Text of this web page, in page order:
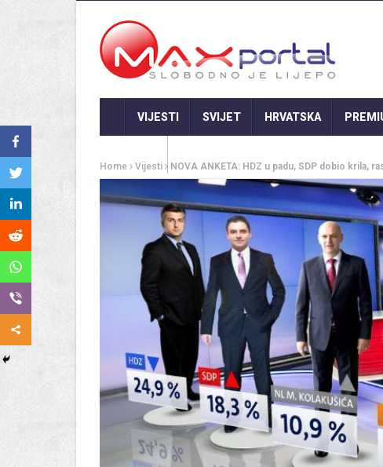
VIJESTI SVIJET HRVATSKA
Home Vijesti NOVA ANKETA: HDZ u padu, SDP dobio krila,